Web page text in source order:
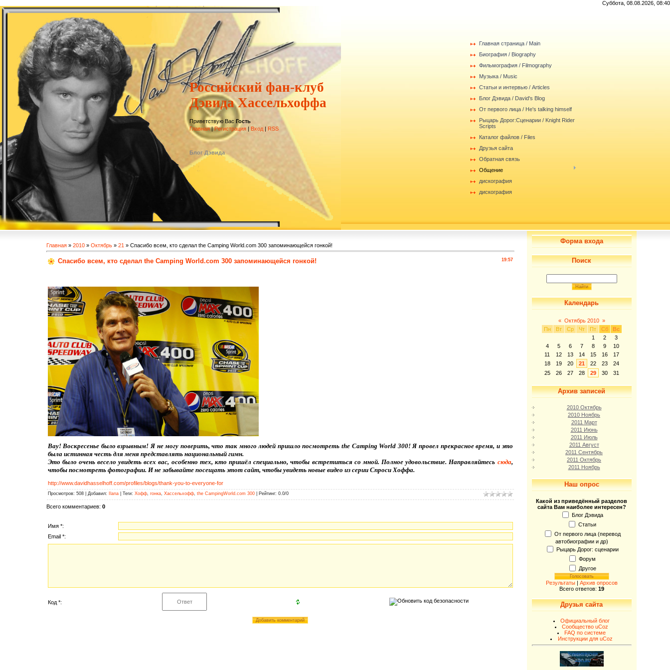
Суббота, 08.08.2026, 08:40
Российский фан-клуб
Дэвида Хассельхоффа
Приветствую Вас Гость
Главная|Регистрация | Вход | RSS
Блог Дэвида
Главная страница / Main
Биография / Biography
Фильмография / Filmography
Музыка / Music
Статьи и интервью / Articles
Блог Дэвида / David's Blog
От первого лица / He's talking himself
Рыцарь Дорог:Сценарии / Knight Rider
Scripts
Каталог файлов / Files
Друзья сайта
Обратная связь
Общение
дискография
дискография
Главная» 2010 » Октябрь » 21 » Спасибо всем, кто сделал the Camping World.com 300 запоминающейся гонкой!
19:57
Спасибо всем, кто сделал the Camping World.com 300 запоминающейся гонкой!
Вау! Воскресенье было взрывным! Я не могу поверить, что так много людей пришло посмотреть the Camping World 300! Я провел прекрасное время, и это
была истинная честь для меня представлять национальный гимн.
Это было очень весело увидеть всех вас, особенно тех, кто пришёл специально, чтобы встретиться со мной. Полное удовольствие. Направляйтесь сюда,
чтобы посмотреть фотографии. И не забывайте посещать этот сайт, чтобы увидеть новые видео из серии Спроси Хоффа.
http://www.davidhasselhoff.com/profiles/blogs/thank-you-to-everyone-for
Просмотров: 508 | Добавил: Ilana| Теги: Хофф, гонка, Хассельхофф, the CampingWorld.com 300| Рейтинг: 0.0/0
Всего комментариев: 0
Имя *:
Email *:
Код *:
Форма входа
Поиск
Календарь
« Октябрь 2010 »
Пн
Вт Ср Чт Пт Сб
Вс
1
2
3
4
5 6 7 8 9
10
11
12 13 14 15 16
17
18
19 20 21 22 23
24
25
26 27 28 29 30 31
Архив записей
2010 Октябрь
2010 Ноябрь
2011 Март
2011 Июнь
2011 Июль
2011 Август
2011 Сентябрь
2011 Октябрь
2011 Ноябрь
Наш опрос
Какой из приведённый разделов
сайта Вам наиболее интересен?
Блог Дэвида
Статьи
От первого лица (перевод
автобиографии и др)
Рыцарь Дорог: сценарии
Форум
Другое
Результаты| Архив опросов
Всего ответов: 19
Друзья сайта
Официальный блог
Сообщество uCoz
FAQ по системе
Инструкции для uCoz